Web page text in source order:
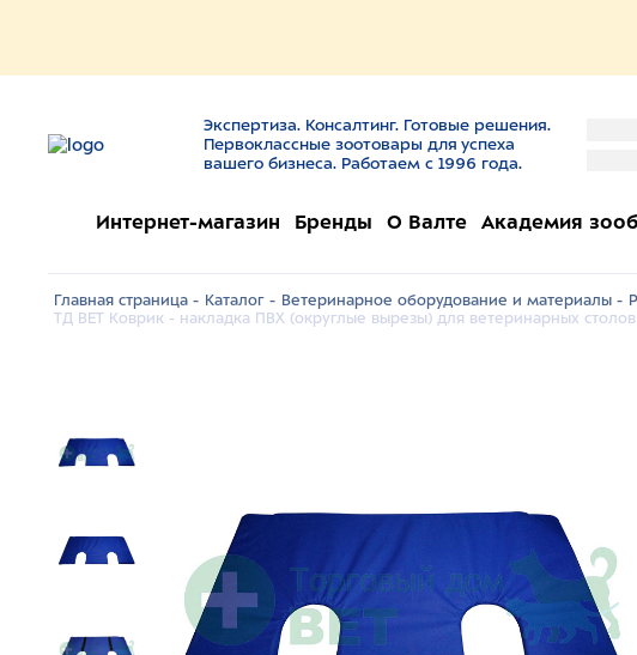
Экспертиза. Консалтинг. Готовые решения.
Первоклассные зоотовары для успеха
вашего бизнеса. Работаем с 1996 года.
Интернет-магазин Бренды О Валте Академия
Главная страница - Каталог - Ветеринарное оборудование и материалы -
ТД ВЕТ Коврик - накладка ПВХ (округлые вырезы) для ветеринарных